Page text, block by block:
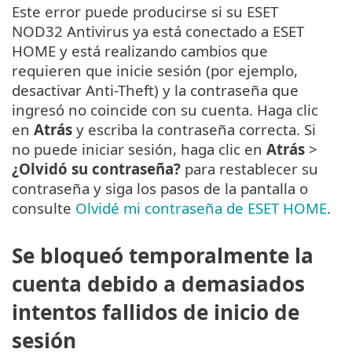
Este error puede producirse si su ESET
NOD32 Antivirus ya está conectado a ESET
HOME y está realizando cambios que
requieren que inicie sesión (por ejemplo,
desactivar Anti-Theft) y la contraseña que
ingresó no coincide con su cuenta. Haga clic
en Atrás y escriba la contraseña correcta. Si
no puede iniciar sesión, haga clic en Atrás >
¿Olvidó su contraseña? para restablecer su
contraseña y siga los pasos de la pantalla o
consulte Olvidé mi contraseña de ESET HOME.
Se bloqueó temporalmente la
cuenta debido a demasiados
intentos fallidos de inicio de
sesión